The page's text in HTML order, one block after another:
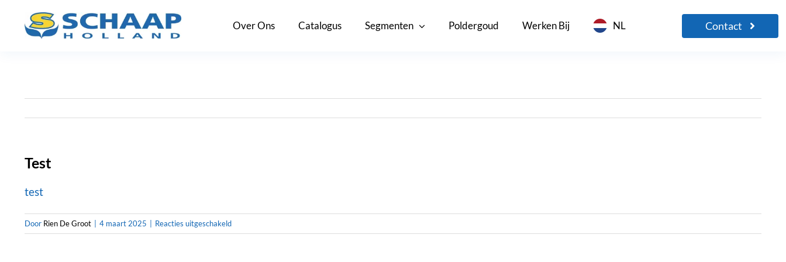
Over Ons Catalogus Segmenten Poldergoud Werken Bij NL Contact
Test
test
Door Rien De Groot 4 maart 2025 Reacties uitgeschakeldvoor
Test